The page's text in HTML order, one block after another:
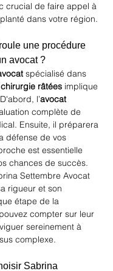
crucial de faire appel à
dans votre région.
une procédure
avocat ?
spécialisé dans
râtées implique
l’avocat
complète de
Ensuite, il préparera
défense de vos
est essentielle
chances de succès.
Settembre Avocat
rigueur et son
étape de la
compter sur leur
sereinement à
complexe.
Sabrina